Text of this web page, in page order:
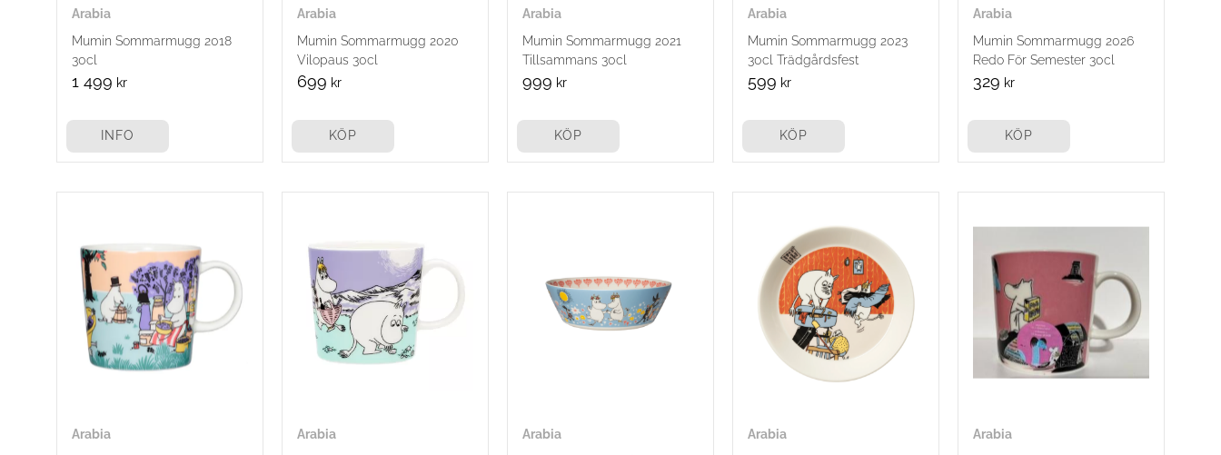
Arabia
Mumin Sommarmugg 2018
30cl
1 499 kr
INFO
Arabia
Mumin Sommarmugg 2020
Vilopaus 30cl
699 kr
KÖP
Arabia
Mumin Sommarmugg 2021
Tillsammans 30cl
999 kr
KÖP
Arabia
Mumin Sommarmugg 2023
30cl Trädgårdsfest
599 kr
KÖP
Arabia
Mumin Sommarmugg 2026
Redo För Semester 30cl
329 kr
KÖP
Arabia Arabia Arabia Arabia Arabia